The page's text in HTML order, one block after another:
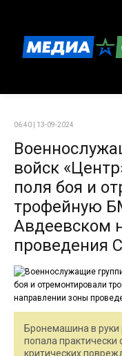
06:40 | 13-09-2024
войск
поля боя и
трофейную
Авдеевском
проведения
Бронемашина в
попала
критических